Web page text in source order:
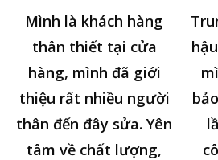
Mình là khách hàng
thân thiết tại cửa
hàng, mình đã giới
thiệu rất nhiều người
thân đến đây sửa. Yên
tâm về chất lượng,